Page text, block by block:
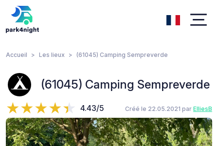
Accueil Les lieux (61045) Camping Sempreverde
(61045) Camping Sempreverde
4.43/5 Créé le 22.05.2021 par ElliesB